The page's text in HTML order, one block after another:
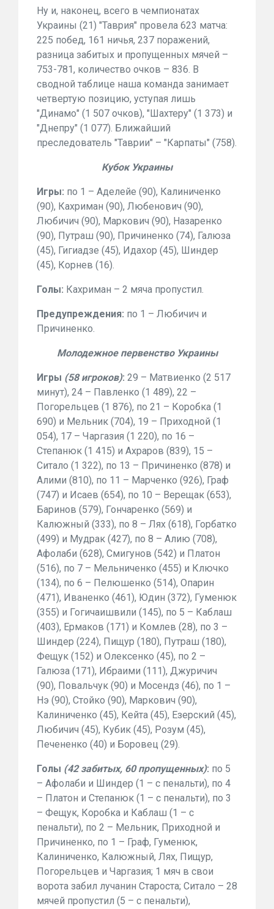
Ну и, наконец, всего в чемпионатах
Украины (21) "Таврия" провела 623 матча:
225 побед, 161 ничья, 237 поражений,
разница забитых и пропущенных мячей –
753-781, количество очков – 836. В
сводной таблице наша команда занимает
четвертую позицию, уступая лишь
"Динамо" (1 507 очков), "Шахтеру" (1 373) и
"Днепру" (1 077). Ближайший
преследователь "Таврии" – "Карпаты" (758).
Кубок Украины
Игры: по 1 – Аделейе (90), Калиниченко
(90), Кахриман (90), Любенович (90),
Любичич (90), Маркович (90), Назаренко
(90), Путраш (90), Причиненко (74), Галюза
(45), Гигиадзе (45), Идахор (45), Шиндер
(45), Корнев (16).
Голы: Кахриман – 2 мяча пропустил.
Предупреждения: по 1 – Любичич и
Причиненко.
Молодежное первенство Украины
Игры (58 игроков): 29 – Матвиенко (2 517
минут), 24 – Павленко (1 489), 22 –
Погорельцев (1 876), по 21 – Коробка (1
690) и Мельник (704), 19 – Приходной (1
054), 17 – Чаргазия (1 220), по 16 –
Степанюк (1 415) и Ахраров (839), 15 –
Ситало (1 322), по 13 – Причиненко (878) и
Алими (810), по 11 – Марченко (926), Граф
(747) и Исаев (654), по 10 – Верещак (653),
Баринов (579), Гончаренко (569) и
Калюжный (333), по 8 – Лях (618), Горбатко
(499) и Мудрак (427), по 8 – Алию (708),
Афолаби (628), Смигунов (542) и Платон
(516), по 7 – Мельниченко (455) и Ключко
(134), по 6 – Пелюшенко (514), Опарин
(471), Иваненко (461), Юдин (372), Гуменюк
(355) и Гогичаишвили (145), по 5 – Каблаш
(403), Ермаков (171) и Комлев (28), по 3 –
Шиндер (224), Пищур (180), Путраш (180),
Фещук (152) и Олексенко (45), по 2 –
Галюза (171), Ибраими (111), Джуричич
(90), Повальчук (90) и Мосендз (46), по 1 –
Нэ (90), Стойко (90), Маркович (90),
Калиниченко (45), Кейта (45), Езерский (45),
Любичич (45), Кубик (45), Розум (45),
Печененко (40) и Боровец (29).
Голы (42 забитых, 60 пропущенных): по 5
– Афолаби и Шиндер (1 – с пенальти), по 4
– Платон и Степанюк (1 – с пенальти), по 3
– Фещук, Коробка и Каблаш (1 – с
пенальти), по 2 – Мельник, Приходной и
Причиненко, по 1 – Граф, Гуменюк,
Калиниченко, Калюжный, Лях, Пищур,
Погорельцев и Чаргазия; 1 мяч в свои
ворота забил лучанин Староста; Ситало – 28
мячей пропустил (5 – с пенальти),